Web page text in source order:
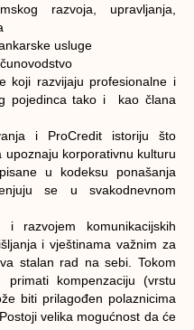
razvoja, upravljanja,
usluge
koji razvijaju profesionalne i
pojedinca tako i kao člana
i ProCredit istoriju što
korporativnu kulturu
u kodeksu ponašanja
se u svakodnevnom
razvojem komunikacijskih
i vještinama važnim za
stalan rad na sebi. Tokom
kompenzaciju (vrstu
biti prilagođen polaznicima
velika mogućnost da će